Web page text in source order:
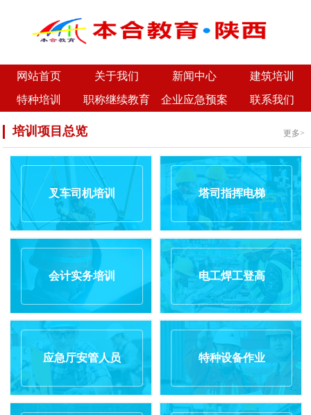
网站首页 关于我们 新闻中心
建筑培训
特种培训
职称继续教育 企业应急预案 联系我们
培训项目总览 更多>
叉车司机培训 塔司指挥电梯
会计实务培训 电工焊工登高
应急厅安管人员 特种设备作业